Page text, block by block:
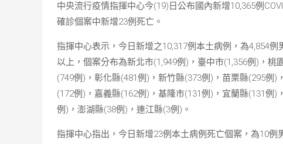
中央流行疫情指揮中心今(19)日公布國內新增10,365例
確診個案中新增23例死亡。
指揮中心表示，今日新增之10,317例本土病例，為4,854
以上，個案分布為新北市(1,949例)，臺中市(1,356例)，桃
(749例)，彰化縣(481例)，新竹縣(373例)，苗栗縣(295例
(172例)，嘉義縣(162例)，基隆市(131例)，宜蘭縣(131例
例)，澎湖縣(38例)，連江縣(3例)。
指揮中心指出，今日新增23例本土病例死亡個案，為10